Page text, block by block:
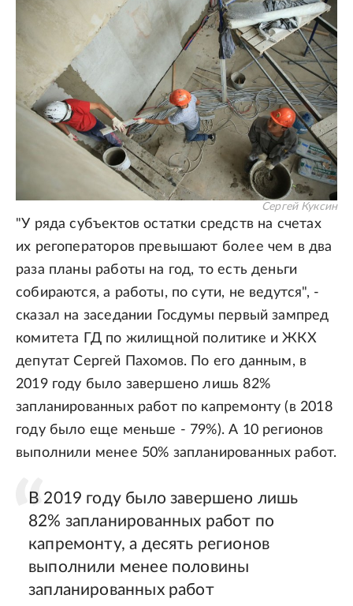
Сергей Куксин
"У ряда субъектов остатки средств на счетах
их регоператоров превышают более чем в два
раза планы работы на год, то есть деньги
собираются, а работы, по сути, не ведутся", -
сказал на заседании Госдумы первый зампред
комитета ГД по жилищной политике и ЖКХ
депутат Сергей Пахомов. По его данным, в
2019 году было завершено лишь 82%
запланированных работ по капремонту (в 2018
году было еще меньше - 79%). А 10 регионов
выполнили менее 50% запланированных работ.
В 2019 году было завершено лишь
82% запланированных работ по
капремонту, а десять регионов
выполнили менее половины
запланированных работ